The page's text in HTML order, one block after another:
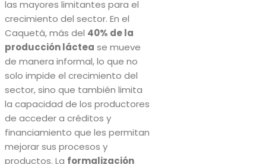
las mayores limitantes para el
crecimiento del sector. En el
Caquetá, más del 40% de la
producción láctea se mueve
de manera informal, lo que no
solo impide el crecimiento del
sector, sino que también limita
la capacidad de los productores
de acceder a créditos y
financiamiento que les permitan
mejorar sus procesos y
productos. La formalización